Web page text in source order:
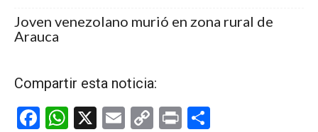
Joven venezolano murió en zona rural de
Arauca
Compartir esta noticia:
F
W X
E
C
Pr